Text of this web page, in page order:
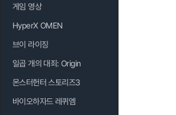
게임 영상
HyperX OMEN
브이 라이징
일곱 개의 대죄: Origin
몬스터헌터 스토리즈3
바이오하자드 레퀴엠